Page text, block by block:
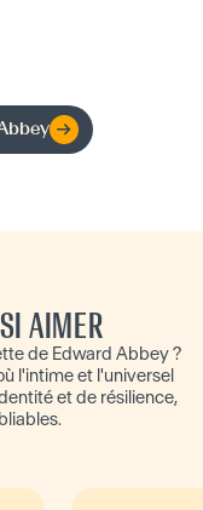
AIMER
de Edward Abbey ?
l'intime et l'universel
et de résilience,